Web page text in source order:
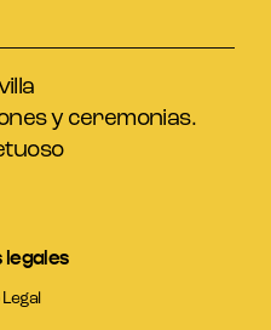
y ceremonias.
legales